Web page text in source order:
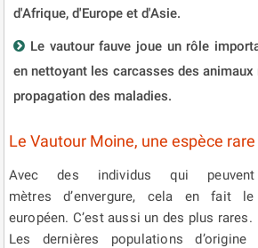
d'Afrique, d'Europe et d'Asie.
Le vautour fauve joue un rôle
en nettoyant les carcasses des
propagation des maladies.
Le Vautour Moine, une espèce rare
Avec des individus qui
mètres d’envergure, cela en fait
européen. C’est aussi un des plus rares.
Les dernières populations